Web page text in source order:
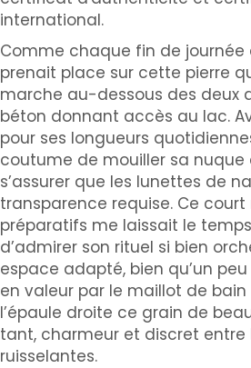
international.
Comme chaque fin de journée
prenait place sur cette pierre
marche au-dessous des deux
béton donnant accès au lac.
pour ses longueurs
coutume de mouiller sa nuque
s’assurer que les lunettes de
transparence requise. Ce
préparatifs me laissait le
d’admirer son rituel si bien
espace adapté, bien qu’un
en valeur par le maillot de
l’épaule droite ce grain de
tant, charmeur et discret entre
ruisselantes.